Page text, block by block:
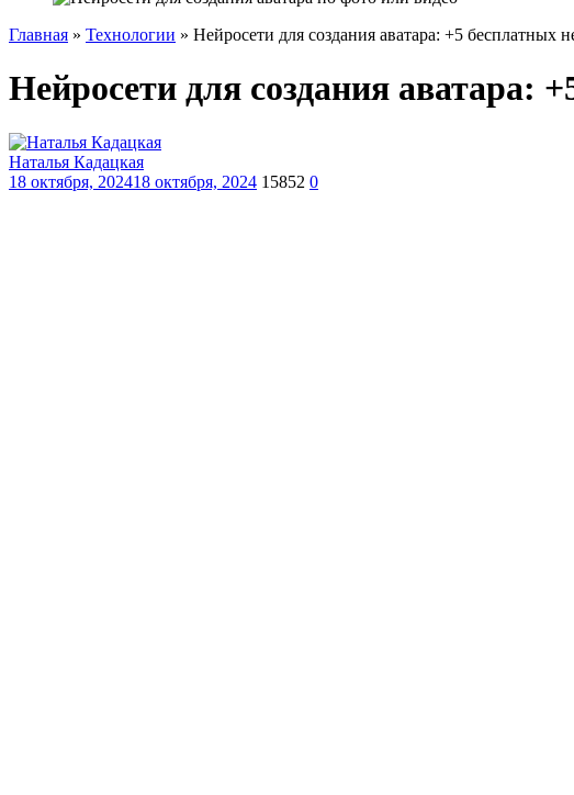
Главная » Технологии » Нейросети для создания аватара: +5 бесплатных
Нейросети для создания аватара:
Наталья Кадацкая
18 октября, 202418 октября, 2024 15852 0